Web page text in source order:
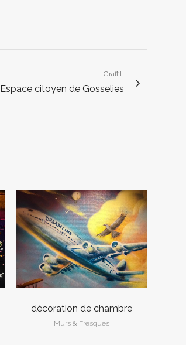
Graffiti
Espace citoyen de Gosselies
VOIR
décoration de chambre
Murs & Fresques